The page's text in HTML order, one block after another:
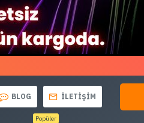
BLOG İLETİŞİM
Popüler